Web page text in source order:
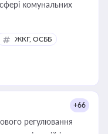
комунальних
ЖКГ, ОСББ
+66
регулювання